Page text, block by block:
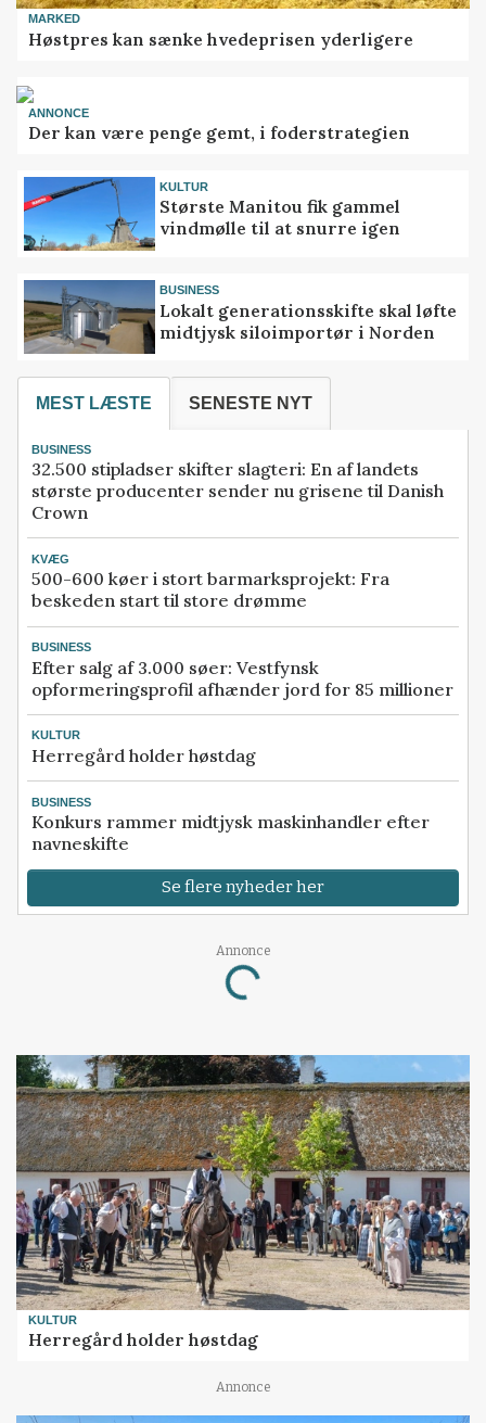
MARKED
Høstpres kan sænke hvedeprisen yderligere
ANNONCE
Der kan være penge gemt, i foderstrategien
KULTUR
Største Manitou fik gammel
vindmølle til at snurre igen
BUSINESS
Lokalt generationsskifte skal løfte
midtjysk siloimportør i Norden
MEST LÆSTE SENESTE NYT
BUSINESS
32.500 stipladser skifter slagteri: En af landets
største producenter sender nu grisene til Danish
Crown
KVÆG
500-600 køer i stort barmarksprojekt: Fra
beskeden start til store drømme
BUSINESS
Efter salg af 3.000 søer: Vestfynsk
opformeringsprofil afhænder jord for 85 millioner
KULTUR
Herregård holder høstdag
BUSINESS
Konkurs rammer midtjysk maskinhandler efter
navneskifte
Se flere nyheder her
Annonce
Loading...
KULTUR
Herregård holder høstdag
Annonce